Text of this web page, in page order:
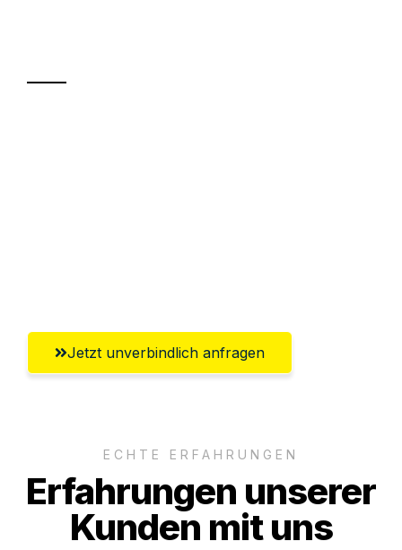
Jetzt unverbindlich anfragen
ECHTE ERFAHRUNGEN
Erfahrungen unserer
Kunden mit uns